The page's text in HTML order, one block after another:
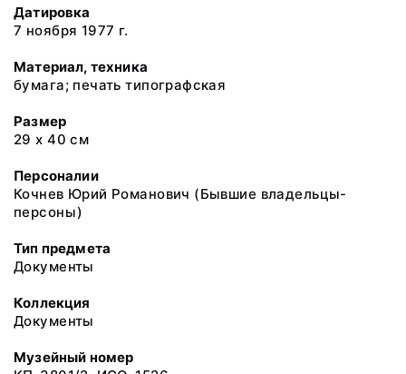
Датировка
7 ноября 1977 г.
Материал, техника
бумага; печать типографская
Размер
29 х 40 см
Персоналии
Кочнев Юрий Романович (Бывшие владельцы-
персоны)
Тип предмета
Документы
Коллекция
Документы
Музейный номер